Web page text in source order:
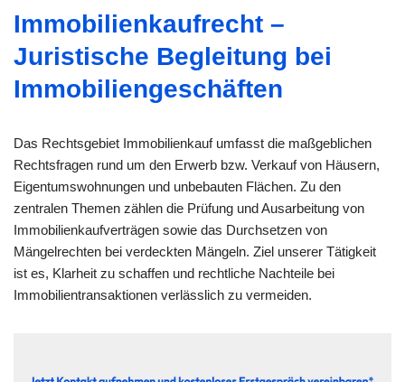
Immobilienkaufrecht –
Juristische Begleitung bei
Immobiliengeschäften
Das Rechtsgebiet Immobilienkauf umfasst die maßgeblichen
Rechtsfragen rund um den Erwerb bzw. Verkauf von Häusern,
Eigentumswohnungen und unbebauten Flächen. Zu den
zentralen Themen zählen die Prüfung und Ausarbeitung von
Immobilienkaufverträgen sowie das Durchsetzen von
Mängelrechten bei verdeckten Mängeln. Ziel unserer Tätigkeit
ist es, Klarheit zu schaffen und rechtliche Nachteile bei
Immobilientransaktionen verlässlich zu vermeiden.